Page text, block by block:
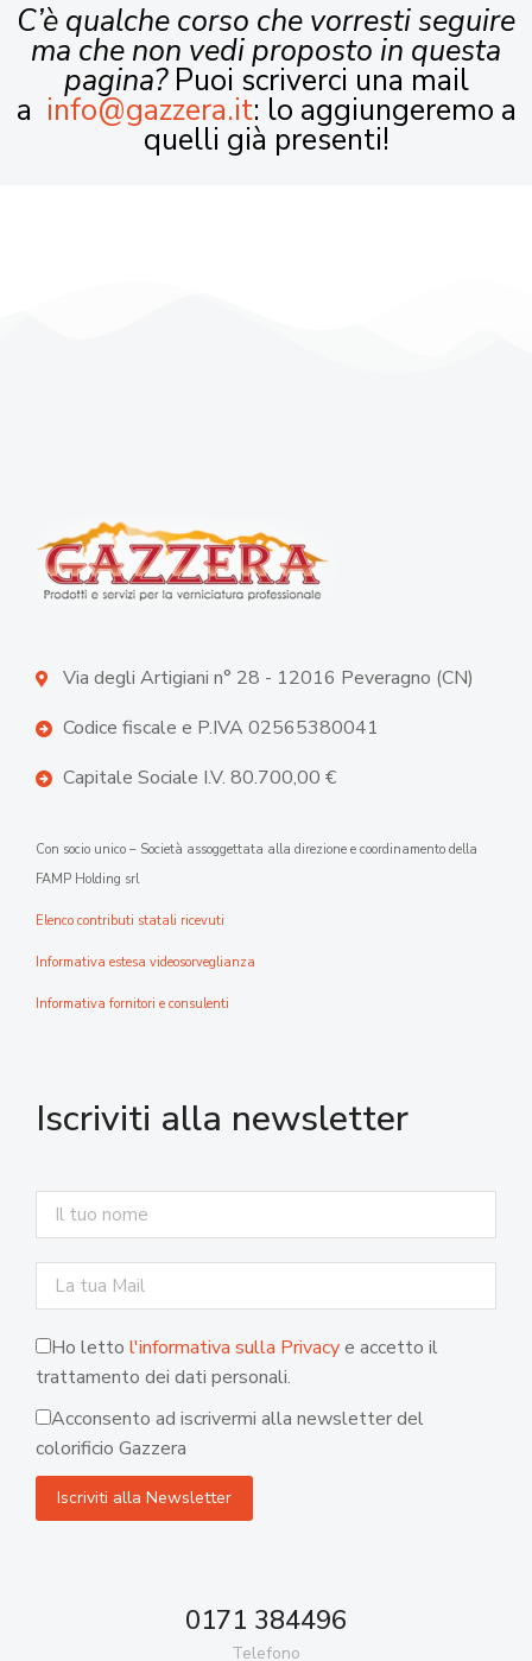
C’è qualche corso che vorresti seguire
ma che non vedi proposto in questa
pagina?Puoi scriverci una mail
a info@gazzera.it: lo aggiungeremo a
quelli già presenti!
Via degli Artigiani n° 28 - 12016 Peveragno (CN)
Codice fiscale e P.IVA 02565380041
Capitale Sociale I.V. 80.700,00 €
Con socio unico – Società assoggettata alla direzione e coordinamento della
FAMP Holding srl
Elenco contributi statali ricevuti
Informativa estesa videosorveglianza
Informativa fornitori e consulenti
Iscriviti alla newsletter
Ho letto l'informativa sulla Privacye accetto il
trattamento dei dati personali.
Acconsento ad iscrivermi alla newsletter del
colorificio Gazzera
0171 384496
Telefono